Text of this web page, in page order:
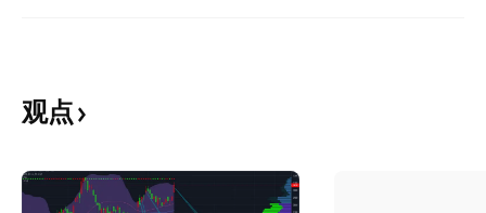
观点